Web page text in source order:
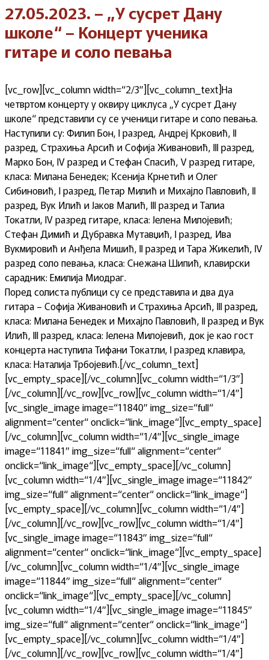
27.05.2023. – „У сусрет Дану
школе“ – Концерт ученика
гитаре и соло певања
[vc_row][vc_column width=“2/3″][vc_column_text]На
четвртом концерту у оквиру циклуса „У сусрет Дану
школе“ представили су се ученици гитаре и соло певања.
Наступили су: Филип Бон, I разред, Андреј Крковић, II
разред, Страхиња Арсић и Софија Живановић, III разред,
Марко Бон, IV разред и Стефан Спасић, V разред гитаре,
класа: Милана Бенедек; Ксенија Крнетић и Олег
Сибиновић, I разред, Петар Милић и Михајло Павловић, II
разред, Вук Илић и Јаков Малић, III разред и Талиа
Токатли, IV разред гитаре, класа: Јелена Милојевић;
Стефан Димић и Дубравка Мутавџић, I разред, Ива
Вукмировић и Анђела Мишић, II разред и Тара Жикелић, IV
разред соло певања, класа: Снежана Шипић, клавирски
сарадник: Емилија Миодраг.
Поред солиста публици су се представила и два дуа
гитара – Софија Живановић и Страхиња Арсић, III разред,
класа: Милана Бенедек и Михајло Павловић, II разред и Вук
Илић, III разред, класа: Јелена Милојевић, док је као гост
концерта наступила Тифани Токатли, I разред клавира,
класа: Наталија Трбојевић.[/vc_column_text]
[vc_empty_space][/vc_column][vc_column width=“1/3″]
[/vc_column][/vc_row][vc_row][vc_column width=“1/4″]
[vc_single_image image=“11840″ img_size=“full“
alignment=“center“ onclick=“link_image“][vc_empty_space]
[/vc_column][vc_column width=“1/4″][vc_single_image
image=“11841″ img_size=“full“ alignment=“center“
onclick=“link_image“][vc_empty_space][/vc_column]
[vc_column width=“1/4″][vc_single_image image=“11842″
img_size=“full“ alignment=“center“ onclick=“link_image“]
[vc_empty_space][/vc_column][vc_column width=“1/4″]
[/vc_column][/vc_row][vc_row][vc_column width=“1/4″]
[vc_single_image image=“11843″ img_size=“full“
alignment=“center“ onclick=“link_image“][vc_empty_space]
[/vc_column][vc_column width=“1/4″][vc_single_image
image=“11844″ img_size=“full“ alignment=“center“
onclick=“link_image“][vc_empty_space][/vc_column]
[vc_column width=“1/4″][vc_single_image image=“11845″
img_size=“full“ alignment=“center“ onclick=“link_image“]
[vc_empty_space][/vc_column][vc_column width=“1/4″]
[/vc_column][/vc_row][vc_row][vc_column width=“1/4″]